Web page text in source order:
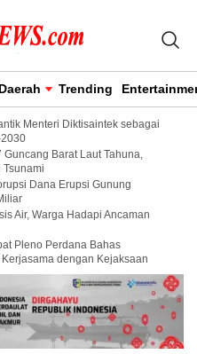
Daerah Trending
Menteri Diktisaintek sebagai
Guncang Barat Laut Tahuna,
Dana Erupsi Gunung
Air, Warga Hadapi Ancaman
Pleno Perdana Bahas
dengan Kejaksaan